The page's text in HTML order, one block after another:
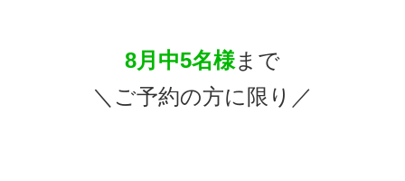
8月中5名様まで
＼ご予約の方に限り／